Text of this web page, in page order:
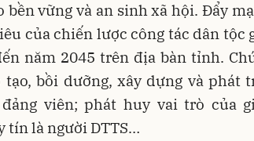
bền vững và an sinh xã hội. Đẩy
của chiến lược công tác dân tộc
năm 2045 trên địa bàn tỉnh.
tạo, bồi dưỡng, xây dựng và phát
viên; phát huy vai trò của
tín là người DTTS…